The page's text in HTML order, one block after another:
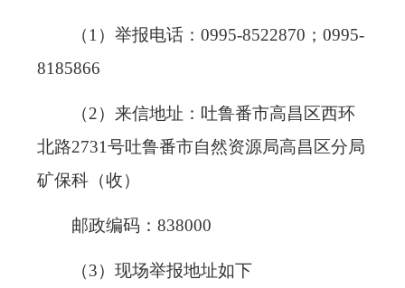
（1）举报电话：0995-8522870；0995-
8185866
（2）来信地址：吐鲁番市高昌区西环
北路2731号吐鲁番市自然资源局高昌区分局
矿保科（收）
邮政编码：838000
（3）现场举报地址如下